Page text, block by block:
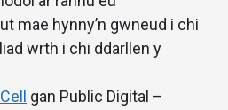
mae hynny’n gwneud i chi
wrth i chi ddarllen y
gan Public Digital –